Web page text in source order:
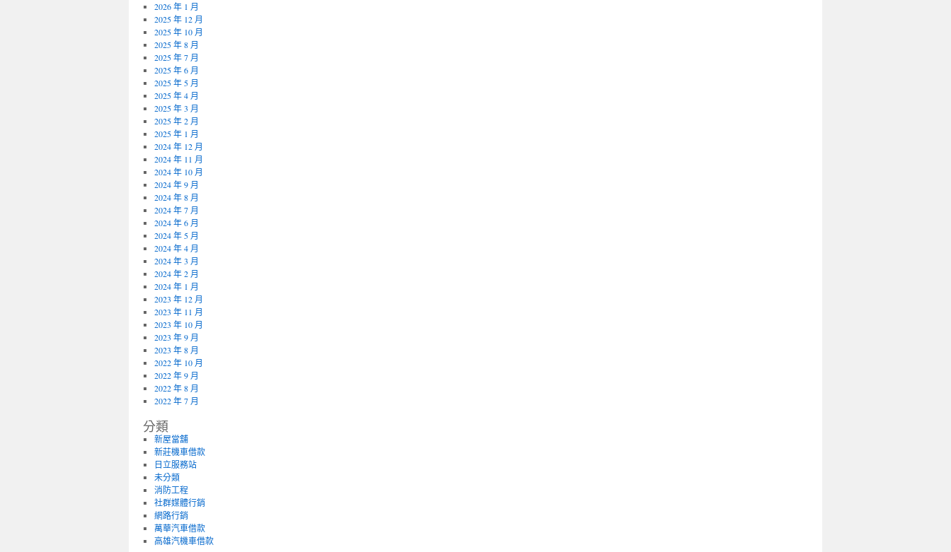
2026 年 1 月
2025 年 12 月
2025 年 10 月
2025 年 8 月
2025 年 7 月
2025 年 6 月
2025 年 5 月
2025 年 4 月
2025 年 3 月
2025 年 2 月
2025 年 1 月
2024 年 12 月
2024 年 11 月
2024 年 10 月
2024 年 9 月
2024 年 8 月
2024 年 7 月
2024 年 6 月
2024 年 5 月
2024 年 4 月
2024 年 3 月
2024 年 2 月
2024 年 1 月
2023 年 12 月
2023 年 11 月
2023 年 10 月
2023 年 9 月
2023 年 8 月
2022 年 10 月
2022 年 9 月
2022 年 8 月
2022 年 7 月
分類
新屋當舖
新莊機車借款
日立服務站
未分類
消防工程
社群媒體行銷
網路行銷
萬華汽車借款
高雄汽機車借款